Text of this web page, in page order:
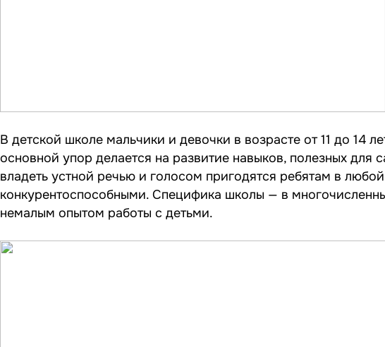
В детской школе мальчики и девочки в возрасте от 11 до 14
основной упор делается на развитие навыков, полезных для
владеть устной речью и голосом пригодятся ребятам в
конкурентоспособными. Специфика школы — в
немалым опытом работы с детьми.